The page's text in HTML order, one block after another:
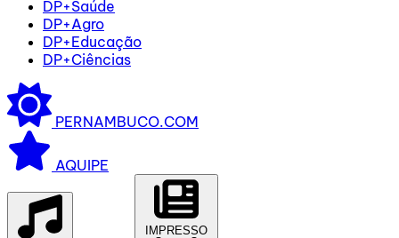
DP+Saúde
DP+Agro
DP+Educação
DP+Ciências
PERNAMBUCO.COM
AQUIPE
IMPRESSO